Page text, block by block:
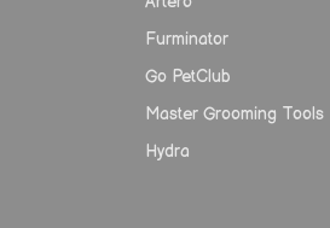
Furminator
Go PetClub
Master Grooming Tools
Hydra